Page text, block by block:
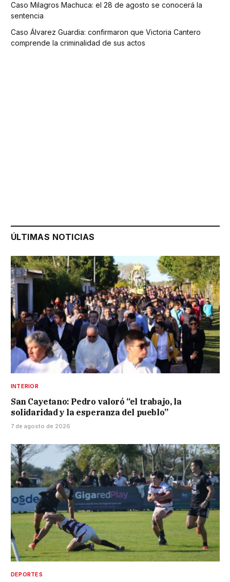
Caso Milagros Machuca: el 28 de agosto se conocerá la
sentencia
Caso Álvarez Guardia: confirmaron que Victoria Cantero
comprende la criminalidad de sus actos
ÚLTIMAS NOTICIAS
INTERIOR
San Cayetano: Pedro valoró “el trabajo, la
solidaridad y la esperanza del pueblo”
7 de agosto de 2026
DEPORTES